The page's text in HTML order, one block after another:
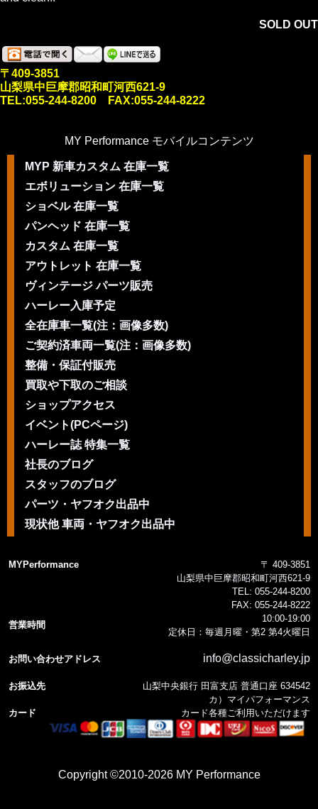
SOLD OUT
〒409-3851
山梨県中巨摩郡昭和町河西621-9
TEL:055-244-8200 FAX:055-244-8222
MY Performance モバイルコンテンツ
MYP 新車カスタム 在庫一覧
エボリューション 在庫一覧
ショベル 在庫一覧
パンヘッド 在庫一覧
カスタム 在庫一覧
アウトレット 在庫一覧
ヴィンテージ パーツ販売
ハーレー入庫予定
全在庫車一覧(注：画像多数)
ご契約済車両一覧(注：画像多数)
整備・保証付販売
買取や下取のご相談
ショップアクセス
イベント(PCページ)
ハーレー誌 特集一覧
社長のブログ
スタッフのブログ
パーツ・ヤフオク出品中
現状他 車両・ヤフオク出品中
MYPerformance
〒 409-3851
山梨県中巨摩郡昭和町河西621-9
TEL: 055-244-8200
FAX: 055-244-8222
営業時間
10:00-19:00
定休日：毎週月曜・第2 第4火曜日
お問い合わせアドレス info@classicharley.jp
お振込先
山梨中央銀行 田富支店 普通口座 634542
カ）マイパフォーマンス
カード
カード各種ご利用いただけます
Copyright ©2010-2026 MY Performance